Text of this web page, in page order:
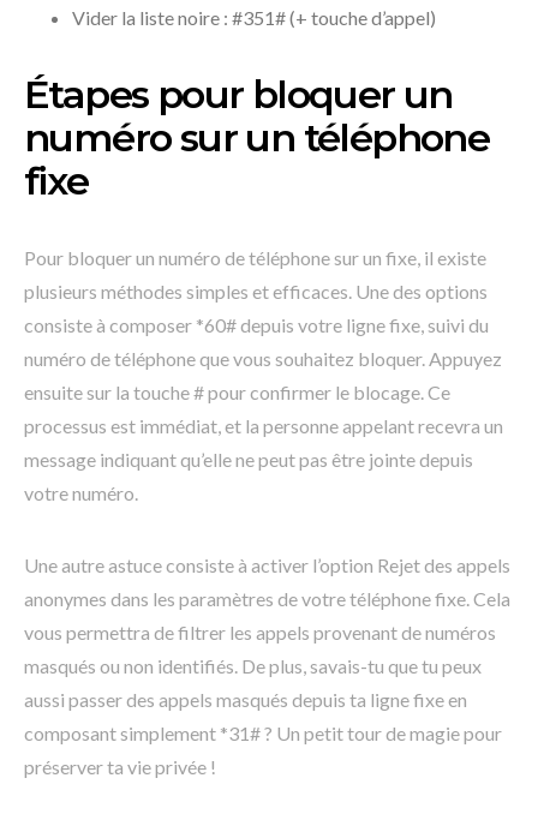
Vider la liste noire : #351# (+ touche d’appel)
Étapes pour bloquer un
numéro sur un téléphone
fixe
Pour bloquer un numéro de téléphone sur un fixe, il existe
plusieurs méthodes simples et efficaces. Une des options
consiste à composer *60# depuis votre ligne fixe, suivi du
numéro de téléphone que vous souhaitez bloquer. Appuyez
ensuite sur la touche # pour confirmer le blocage. Ce
processus est immédiat, et la personne appelant recevra un
message indiquant qu’elle ne peut pas être jointe depuis
votre numéro.
Une autre astuce consiste à activer l’option Rejet des appels
anonymes dans les paramètres de votre téléphone fixe. Cela
vous permettra de filtrer les appels provenant de numéros
masqués ou non identifiés. De plus, savais-tu que tu peux
aussi passer des appels masqués depuis ta ligne fixe en
composant simplement *31# ? Un petit tour de magie pour
préserver ta vie privée !